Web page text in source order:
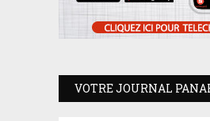
VOTRE JOURNAL